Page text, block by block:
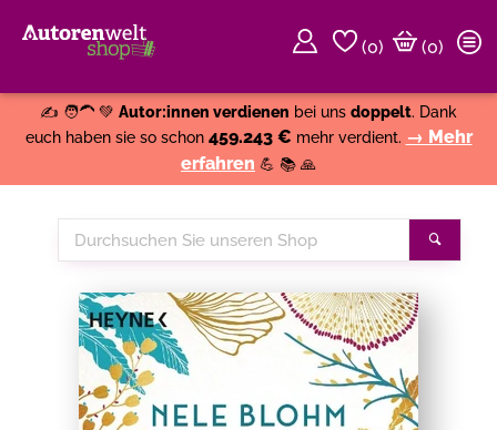
(0)
(0)
✍️ 🧑‍🦱 💚 Autor:innen verdienen bei uns doppelt. Dank
euch haben sie so schon 459.243 € mehr verdient. → Mehr
erfahren 💪 📚 🙏
Durchsuchen
Sie
Shop